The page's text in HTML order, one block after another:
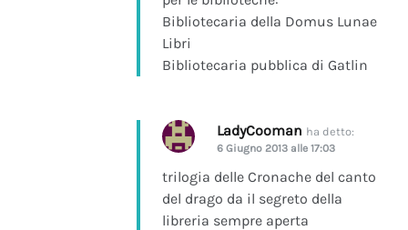
Bibliotecaria della Domus Lunae
Libri
Bibliotecaria pubblica di Gatlin
LadyCooman ha detto:
6 Giugno 2013 alle 17:03
trilogia delle Cronache del canto
del drago da il segreto della
libreria sempre aperta